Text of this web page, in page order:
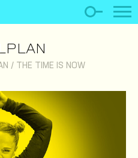
/ THE TIME IS NOW